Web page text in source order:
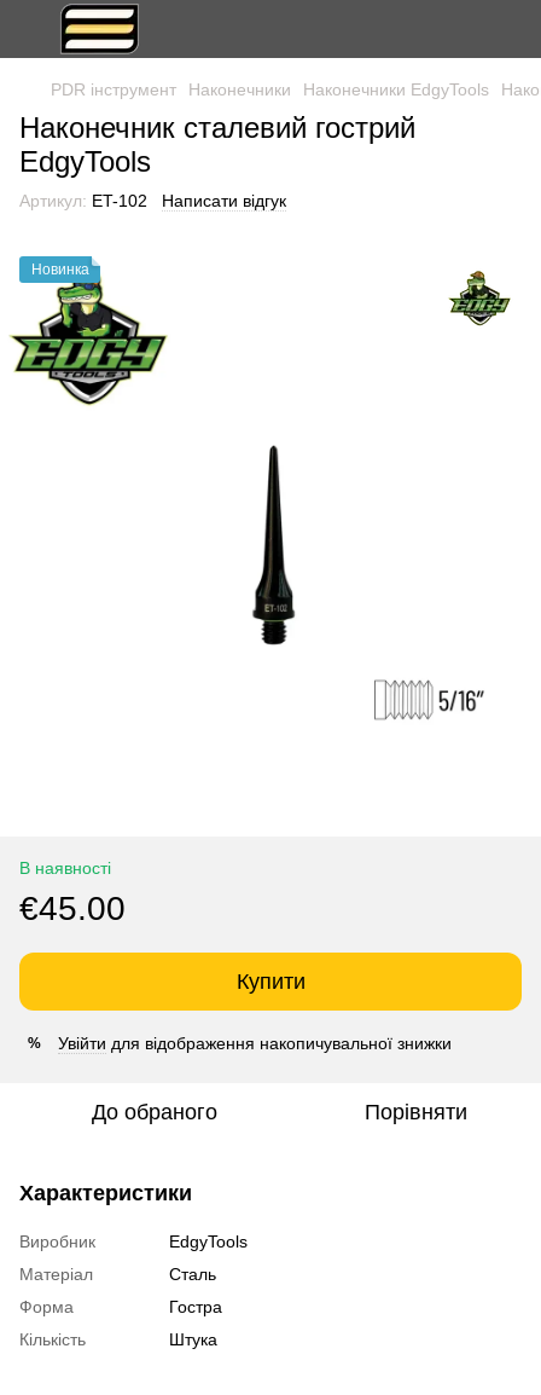
PDR інструмент Наконечники Наконечники EdgyTools
Наконечник сталевий гострий
EdgyTools
Артикул: ET-102 Написати відгук
Новинка
В наявності
€45.00
Купити
% Увійти для відображення накопичувальної знижки
До обраного Порівняти
Характеристики
Виробник
EdgyTools
Матеріал
Сталь
Форма
Гостра
Кількість
Штука